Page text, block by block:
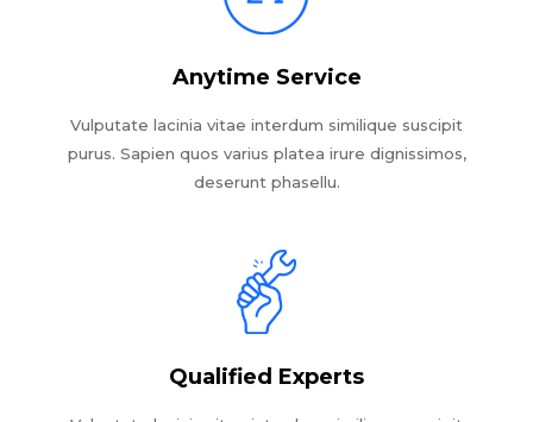
Anytime Service
Vulputate lacinia vitae interdum similique suscipit
purus. Sapien quos varius platea irure dignissimos,
deserunt phasellu.
Qualified Experts